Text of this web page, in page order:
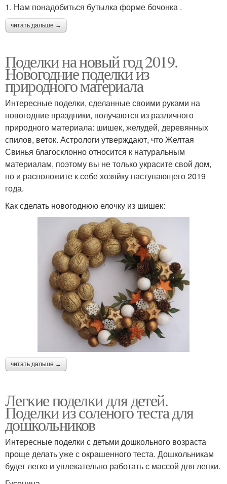
1. Нам понадобиться бутылка форме бочонка .
читать дальше →
Поделки на новый год 2019.
Новогодние поделки из
природного материала
Интересные поделки, сделанные своими руками на
новогодние праздники, получаются из различного
природного материала: шишек, желудей, деревянных
спилов, веток. Астрологи утверждают, что Желтая
Свинья благосклонно относится к натуральным
материалам, поэтому вы не только украсите свой дом,
но и расположите к себе хозяйку наступающего 2019
года.
Как сделать новогоднюю елочку из шишек:
читать дальше →
Легкие поделки для детей.
Поделки из соленого теста для
дошкольников
Интересные поделки с детьми дошкольного возраста
проще делать уже с окрашенного теста. Дошкольникам
будет легко и увлекательно работать с массой для лепки.